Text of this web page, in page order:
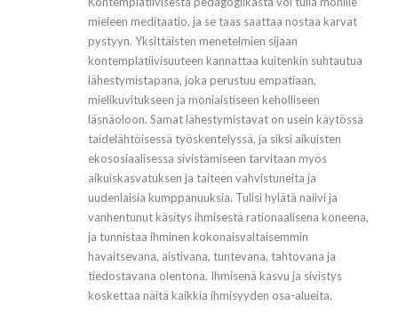
mieleen meditaatio, ja se taas saattaa nostaa karvat
pystyyn. Yksittäisten menetelmien sijaan
kontemplatiivisuuteen kannattaa kuitenkin suhtautua
lähestymistapana, joka perustuu empatiaan,
mielikuvitukseen ja moniaistiseen keholliseen
läsnäoloon. Samat lähestymistavat on usein käytössä
taidelähtöisessä työskentelyssä, ja siksi aikuisten
ekososiaalisessa sivistämiseen tarvitaan myös
aikuiskasvatuksen ja taiteen vahvistuneita ja
uudenlaisia kumppanuuksia. Tulisi hylätä naiivi ja
vanhentunut käsitys ihmisestä rationaalisena koneena,
ja tunnistaa ihminen kokonaisvaltaisemmin
havaitsevana, aistivana, tuntevana, tahtovana ja
tiedostavana olentona. Ihmisenä kasvu ja sivistys
koskettaa näitä kaikkia ihmisyyden osa-alueita.